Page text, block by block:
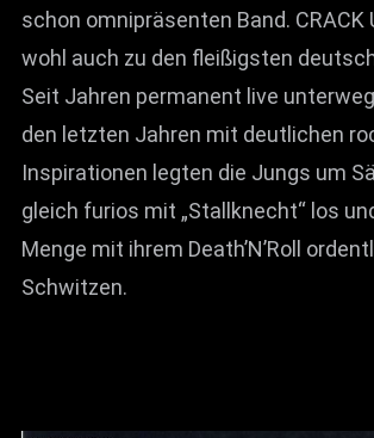
schon omnipräsenten Band. CRACK
wohl auch zu den fleißigsten
Seit Jahren permanent live
den letzten Jahren mit deutlichen
Inspirationen legten die Jungs um
gleich furios mit „Stallknecht“ los
Menge mit ihrem Death’N’Roll
Schwitzen.